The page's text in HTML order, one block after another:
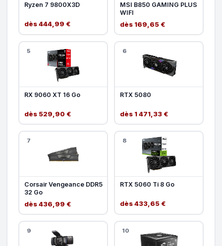
Ryzen 7 9800X3D
dès 444,99 €
MSI B850 GAMING PLUS
WIFI
dès 169,65 €
5
RX 9060 XT 16 Go
dès 529,90 €
6
RTX 5080
dès 1 471,33 €
7
Corsair Vengeance DDR5
32 Go
dès 436,99 €
8
RTX 5060 Ti 8 Go
dès 433,65 €
9 10